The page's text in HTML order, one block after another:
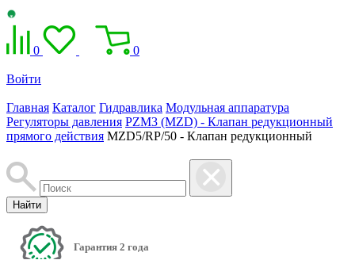
0 0
Войти
Главная Каталог Гидравлика Модульная аппаратура
Регуляторы давления PZM3 (MZD) - Клапан редукционный
прямого действия MZD5/RP/50 - Клапан редукционный
Найти
Гарантия 2 года